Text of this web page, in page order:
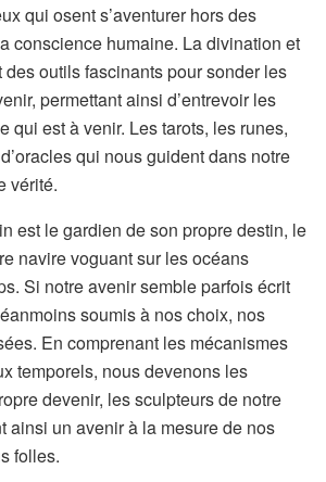
qui osent s’aventurer hors des
conscience humaine. La divination et
des outils fascinants pour sonder les
permettant ainsi d’entrevoir les
qui est à venir. Les tarots, les runes,
qui nous guident dans notre
vérité.
est le gardien de son propre destin, le
navire voguant sur les océans
Si notre avenir semble parfois écrit
soumis à nos choix, nos
En comprenant les mécanismes
temporels, nous devenons les
devenir, les sculpteurs de notre
ainsi un avenir à la mesure de nos
folles.